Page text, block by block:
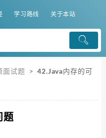
学习路线 关于本站
面试题 >42.Java内存的可
题